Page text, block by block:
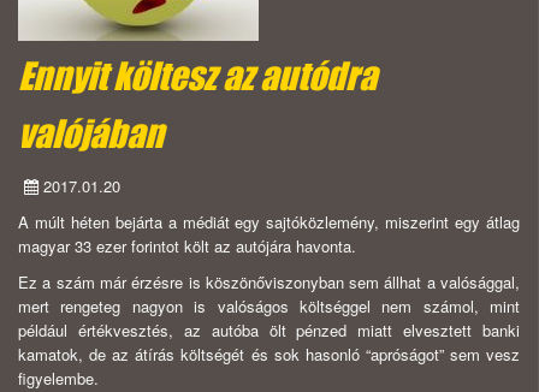
Ennyit költesz az autódra
valójában
2017.01.20
A múlt héten bejárta a médiát egy sajtóközlemény, miszerint egy átlag
magyar 33 ezer forintot költ az autójára havonta.
Ez a szám már érzésre is köszönőviszonyban sem állhat a valósággal,
mert rengeteg nagyon is valóságos költséggel nem számol, mint
például értékvesztés, az autóba ölt pénzed miatt elvesztett banki
kamatok, de az átírás költségét és sok hasonló “apróságot” sem vesz
figyelembe.